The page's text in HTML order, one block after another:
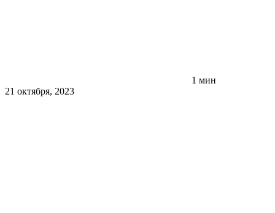
1 мин
21 октября, 2023